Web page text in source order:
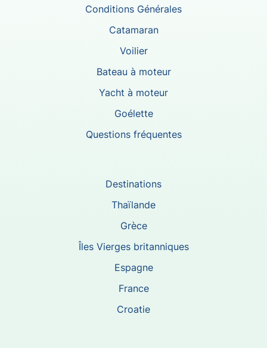
Conditions Générales
Catamaran
Voilier
Bateau à moteur
Yacht à moteur
Goélette
Questions fréquentes
Destinations
Thaïlande
Grèce
Îles Vierges britanniques
Espagne
France
Croatie